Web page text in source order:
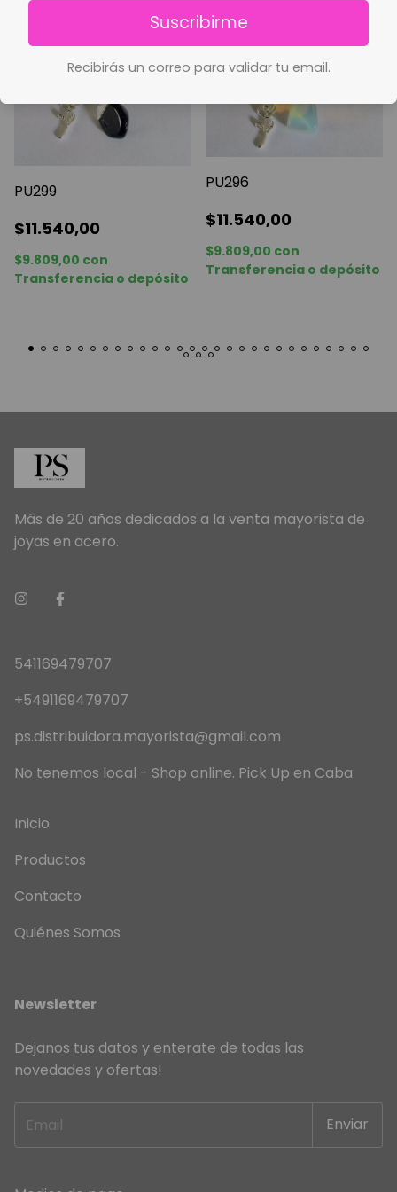
PU299
$11.540,00
$9.809,00 con
Transferencia o depósito
PU296
$11.540,00
$9.809,00 con
Transferencia o depósito
Más de 20 años dedicados a la venta mayorista de
joyas en acero.
541169479707
+5491169479707
ps.distribuidora.mayorista@gmail.com
No tenemos local - Shop online. Pick Up en Caba
Inicio
Productos
Contacto
Quiénes Somos
Newsletter
Dejanos tus datos y enterate de todas las
novedades y ofertas!
Suscribirme
Recibirás un correo para validar tu email.